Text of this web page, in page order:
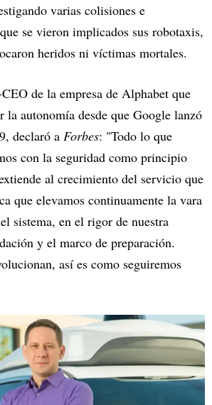
varias colisiones e
se vieron implicados sus robotaxis,
heridos ni víctimas mortales.
de la empresa de Alphabet que
la autonomía desde que Google lanzó
declaró a Forbes: "Todo lo que
con la seguridad como principio
al crecimiento del servicio que
que elevamos continuamente la vara
sistema, en el rigor de nuestra
y el marco de preparación.
así es como seguiremos